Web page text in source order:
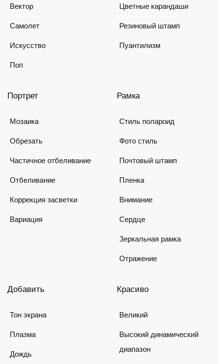
Вектор
Самолет
Искусство
Поп
Цветные карандаши
Резиновый штамп
Пуантилизм
Портрет
Мозаика
Обрезать
Частичное отбеливание
Отбеливание
Коррекция засветки
Вариация
Рамка
Стиль полароид
Фото стиль
Почтовый штамп
Пленка
Внимание
Сердце
Зеркальная рамка
Отражение
Добавить
Тон экрана
Плазма
Дождь
Красиво
Великий
Высокий динамический
диапазон